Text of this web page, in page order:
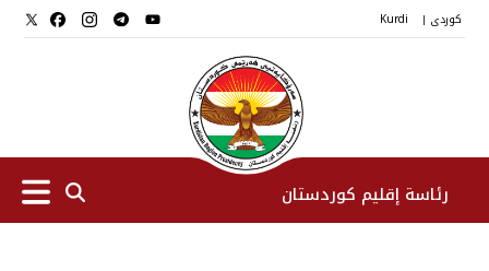
کوردی |
Kurdi
رئاسة إقليم كوردستان